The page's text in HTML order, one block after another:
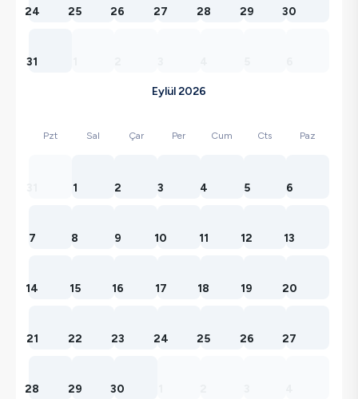
24 25 26 27 28 29 30
31
Eylül 2026
Pzt Sal Çar Per Cum Cts Paz
1 2 3 4 5 6
7 8 9 10 11 12 13
14 15 16 17 18 19 20
21 22 23 24 25 26 27
28 29 30